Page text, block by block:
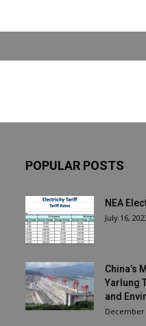
POPULAR POSTS
NEA
July 16,
China’s
Yarlung
and
December